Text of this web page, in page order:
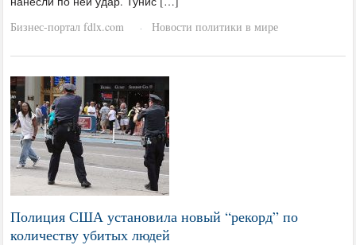
Бизнес-портал fdlx.com
· Новости политики в мире
Полиция США установила новый “рекорд” по
количеству убитых людей